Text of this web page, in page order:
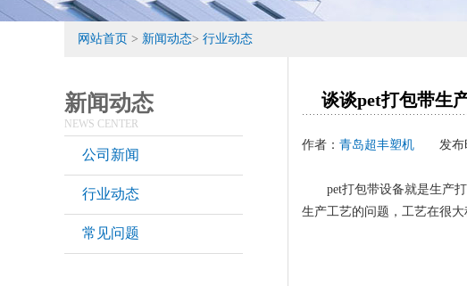
网站首页 > 新闻动态> 行业动态
新闻动态
NEWS CENTER
公司新闻
行业动态
常见问题
谈谈pet打包带生
作者： 青岛超丰塑机 发布时
pet打包带设备就是生产打
生产工艺的问题，工艺在很